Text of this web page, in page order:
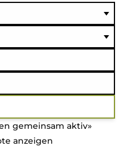
gemeinsam aktiv»
anzeigen